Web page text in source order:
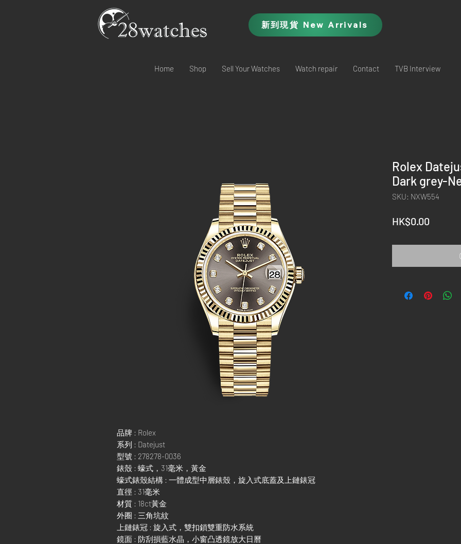
新到現貨 New Arrivals
Home Shop Sell Your Watches Watch repair Contact TVB Interview
品牌 : Rolex
系列 : Datejust
型號 : 278278-0036
錶殼 : 蠔式，31毫米，黃金
蠔式錶殼結構 : 一體成型中層錶殼，旋入式底蓋及上鏈錶冠
直徑 : 31毫米
材質 : 18ct黃金
外圈 : 三角坑紋
上鏈錶冠 : 旋入式，雙扣鎖雙重防水系統
鏡面 : 防刮損藍水晶，小窗凸透鏡放大日曆
Rolex
Dark grey-
SKU: NXW554
HK$0.00